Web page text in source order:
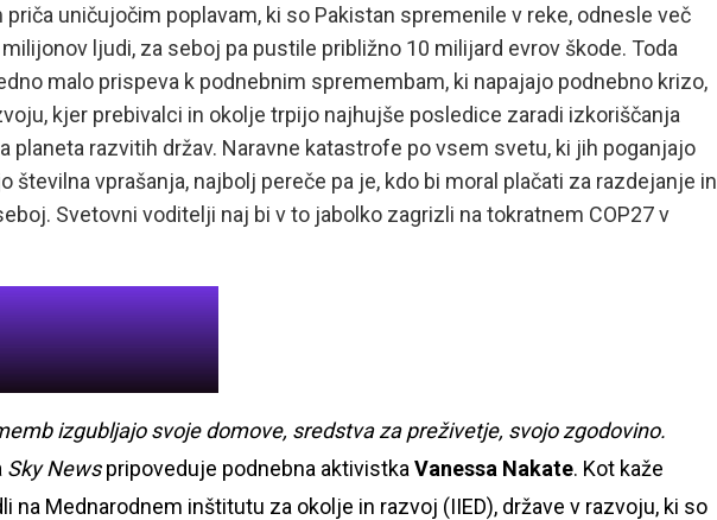
uničujočim poplavam, ki so Pakistan spremenile v reke, odnesle več
ljudi, za seboj pa pustile približno 10 milijard evrov škode. Toda
malo prispeva k podnebnim spremembam, ki napajajo podnebno krizo,
kjer prebivalci in okolje trpijo najhujše posledice zaradi izkoriščanja
planeta razvitih držav. Naravne katastrofe po vsem svetu, ki jih poganjajo
številna vprašanja, najbolj pereče pa je, kdo bi moral plačati za razdejanje in
Svetovni voditelji naj bi v to jabolko zagrizli na tokratnem COP27 v
izgubljajo svoje domove, sredstva za preživetje, svojo zgodovino.
Sky Newspripoveduje podnebna aktivistka Vanessa Nakate. Kot kaže
na Mednarodnem inštitutu za okolje in razvoj (IIED), države v razvoju, ki so